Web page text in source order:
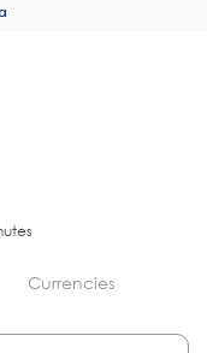
Currencies